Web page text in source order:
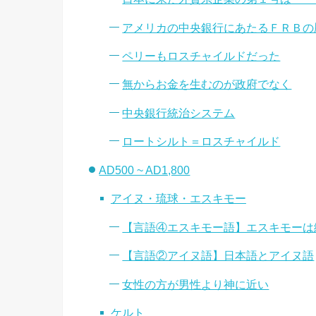
アメリカの中央銀行にあたるＦＲＢ
ペリーもロスチャイルドだった
無からお金を生むのが政府でなく
中央銀行統治システム
ロートシルト＝ロスチャイルド
AD500 ~ AD1,800
アイヌ・琉球・エスキモー
【言語④エスキモー語】エスキモーは
【言語②アイヌ語】日本語とアイヌ語
女性の方が男性より神に近い
ケルト